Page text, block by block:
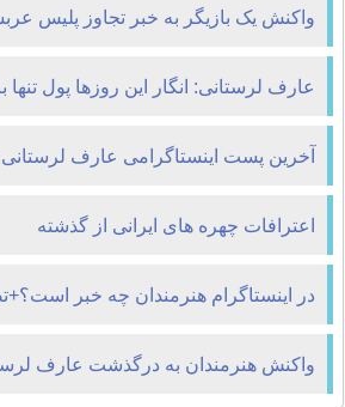
واکنش یک بازیگر به خبر تجاوز پلیس
ایرانی
عارف لرستانی: انگار این روزها پول
آخرین پست اینستاگرامی عارف لرستانی
اعترافات چهره های ایرانی از گذشته
در اینستاگرام هنرمندان چه خبر
واکنش هنرمندان به درگذشت عارف